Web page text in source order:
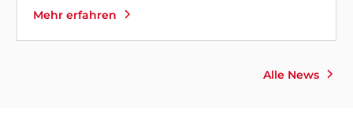
Alle News
Mehr erfahren